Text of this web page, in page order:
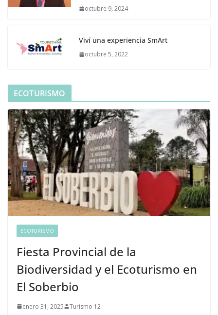
octubre 9, 2024
Viví una experiencia SmArt
octubre 5, 2022
ECOTURISMO
ECOTURISMO
Fiesta Provincial de la
Biodiversidad y el Ecoturismo en
El Soberbio
enero 31, 2025 Turismo 12